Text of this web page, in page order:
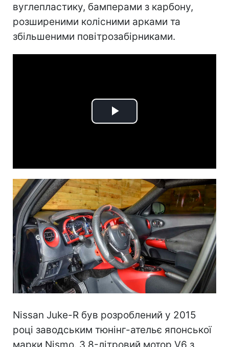
вуглепластику, бамперами з карбону,
розширеними колісними арками та
збільшеними повітрозабірниками.
Play
Nissan Juke-R був розроблений у 2015
році заводським тюнінг-ательє японської
марки Nismo. 3,8-літровий мотор V6 з